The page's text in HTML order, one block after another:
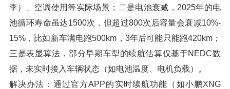
李）、空调使用等实际场景；二是电池衰减，2025年的电
池循环寿命虽达1500次，但超过800次后容量会衰减10%-
15%，比如新车满电跑500km，3年后可能只能跑420km；
三是表显算法，部分早期车型的续航估算仅基于NEDC数
据，未实时接入车辆状态（如电池温度、电机负载）。
解决办法：通过官方APP的实时续航功能（如小鹏XNG